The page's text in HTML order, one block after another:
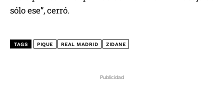
Publicidad
sólo ese”, cerró.
TAGS PIQUE REAL MADRID ZIDANE